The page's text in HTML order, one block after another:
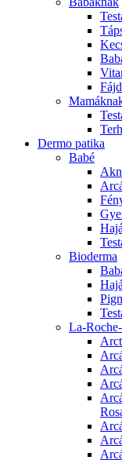
Dermo patika
Babé
Bioderma
La-